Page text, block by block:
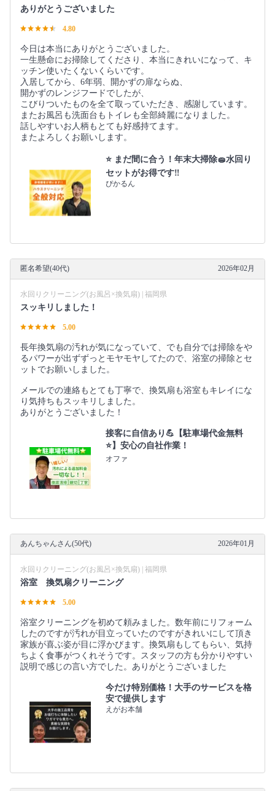
ありがとうございました
4.80
今日は本当にありがとうございました。
一生懸命にお掃除してくださり、本当にきれいになって、キ
ッチン使いたくないくらいです。
入居してから、6年弱、開かずの扉ならぬ、
開かずのレンジフードでしたが、
こびりついたものを全て取っていただき、感謝しています。
またお風呂も洗面台もトイレも全部綺麗になりました。
話しやすいお人柄もとても好感持てます。
またよろしくお願いします。
⭐️ まだ間に合う！年末大掃除🧽水回り
セットがお得です‼️
ぴかるん
匿名希望(40代) 2026年02月
水回りクリーニング(お風呂×換気扇) | 福岡県
スッキリしました！
5.00
長年換気扇の汚れが気になっていて、でも自分では掃除をや
るパワーが出ずずっとモヤモヤしてたので、浴室の掃除とセ
ットでお願いしました。
メールでの連絡もとても丁寧で、換気扇も浴室もキレイにな
り気持ちもスッキリしました。
ありがとうございました！
接客に自信あり💪【駐車場代金無料
⭐️】安心の自社作業！
オファ
あんちゃんさん(50代) 2026年01月
水回りクリーニング(お風呂×換気扇) | 福岡県
浴室 換気扇クリーニング
5.00
浴室クリーニングを初めて頼みました。数年前にリフォーム
したのですが汚れが目立っていたのですがきれいにして頂き
家族が喜ぶ姿が目に浮かびます。換気扇もしてもらい、気持
ちよく食事がつくれそうです。スタッフの方も分かりやすい
説明で感じの言い方でした。ありがとうございました
今だけ特別価格！大手のサービスを格
安で提供します
えがお本舗